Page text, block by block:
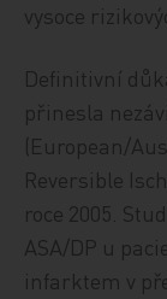
vysoce
Definitivní
přinesla
(European/
Reversible
roce 2005.
ASA/DP u
infarktem v